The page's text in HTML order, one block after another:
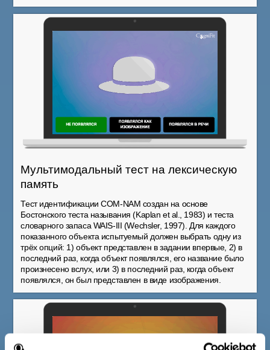
Мультимодальный тест на лексическую
память
Тест идентификации COM-NAM создан на основе
Бостонского теста называния (Kaplan et al., 1983) и теста
словарного запаса WAIS-III (Wechsler, 1997). Для каждого
показанного объекта испытуемый должен выбрать одну из
трёх опций: 1) объект представлен в задании впервые, 2) в
последний раз, когда объект появлялся, его название было
произнесено вслух, или 3) в последний раз, когда объект
появлялся, он был представлен в виде изображения.